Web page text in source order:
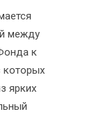
между
к
которых
ярких